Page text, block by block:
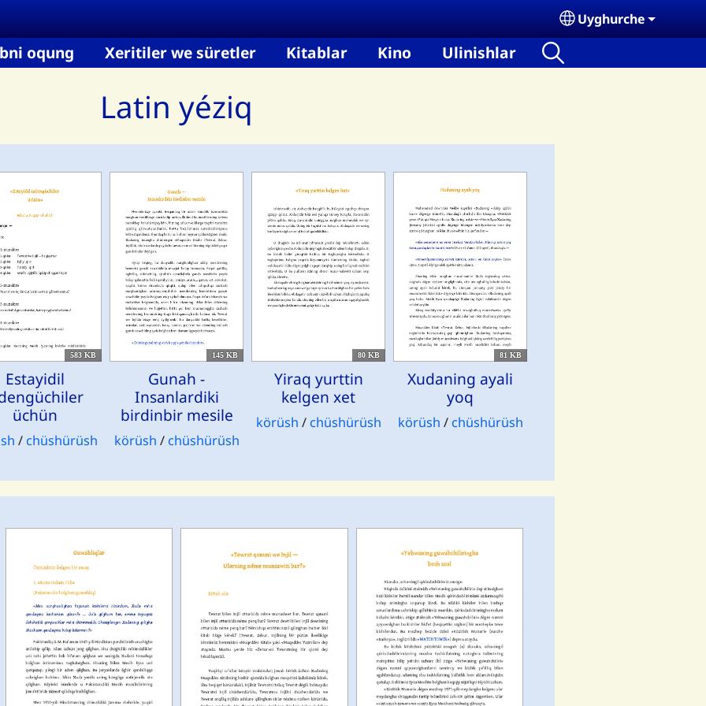
Select your language
Uyghurche
oqung Xeritiler we süretler Kitablar Kino Ulinishlar
Latin yéziq
583 KB
Estayidil
üchün
/ chüshürüsh
145 KB
Gunah -
Insanlardiki
birdinbir mesile
körüsh / chüshürüsh
80 KB
Yiraq yurttin
kelgen xet
körüsh / chüshürüsh
81 KB
Xudaning ayali
yoq
körüsh / chüshürüsh